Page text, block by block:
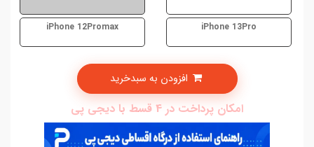
iPhone 13Pro
iPhone 12Promax
امکان پرداخت در 4 قسط با دیجی پی